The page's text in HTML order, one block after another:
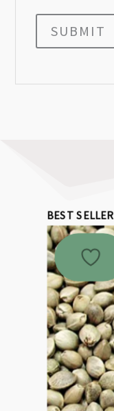
SUBMIT
BEST SELLER